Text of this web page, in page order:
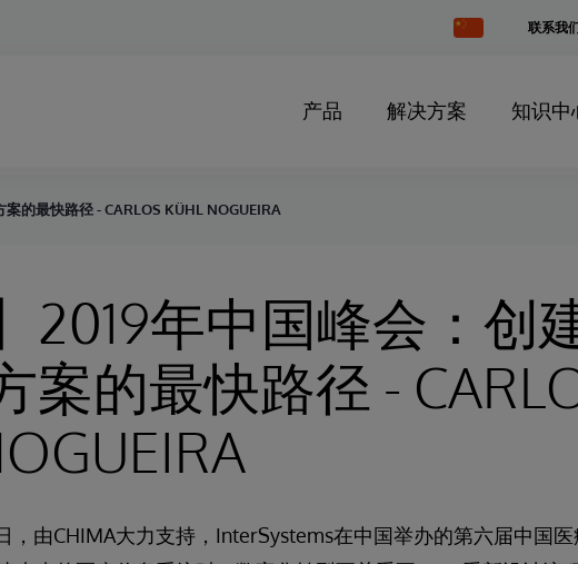
Change
Country
联系我
产品 解决方案 知识中
的最快路径 - CARLOS KÜHL NOGUEIRA
2019年中国峰会：创
案的最快路径 -
，由CHIMA大力支持，InterSystems在中国举办的第六届中国